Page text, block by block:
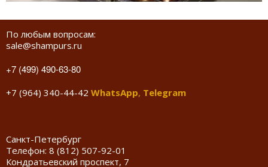
По любым вопросам:
sale@shampurs.ru
+7 (499) 490-63-80
+7 (964) 340-44-42 WhatsApp, Telegram
Санкт-Петербург
Телефон: 8 (812) 507-92-01
Кондратьевский проспект, 7